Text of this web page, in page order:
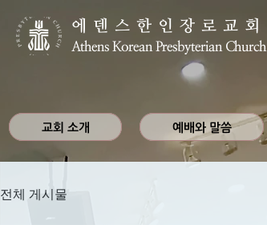
에덴스한인장로교회
Athens Korean Presbyterian Church
전체 게시물
교회 소개 예배와 말씀